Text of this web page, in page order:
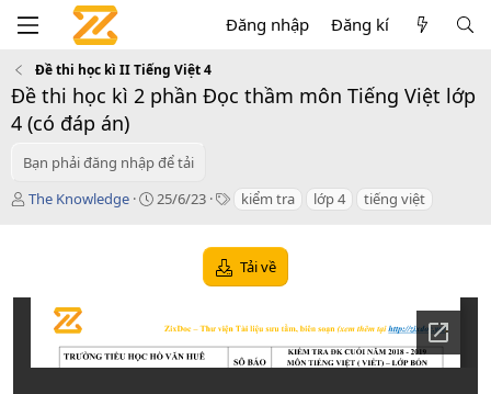
Đăng nhập Đăng kí
Đề thi học kì II Tiếng Việt 4
Đề thi học kì 2 phần Đọc thầm môn Tiếng Việt lớp
4 (có đáp án)
Bạn phải đăng nhập để tải
T
ả
The Knowledge
C
d
25/6/23
T kiểm tra lớp 4 tiếng việt
Tải về